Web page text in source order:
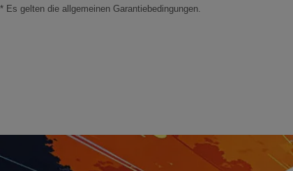
* Es gelten die allgemeinen Garantiebedingungen.